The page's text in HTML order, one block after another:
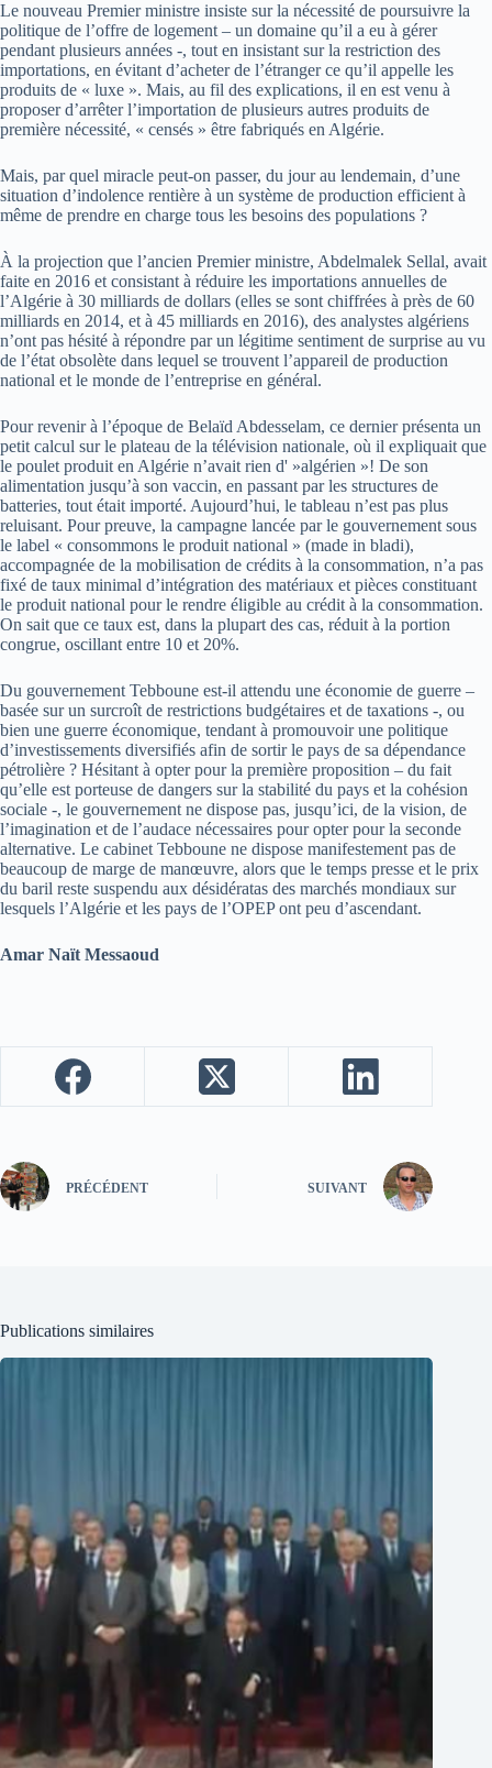
Le nouveau Premier ministre insiste sur la nécessité de poursuivre la
politique de l’offre de logement – un domaine qu’il a eu à gérer
pendant plusieurs années -, tout en insistant sur la restriction des
importations, en évitant d’acheter de l’étranger ce qu’il appelle les
produits de « luxe ». Mais, au fil des explications, il en est venu à
proposer d’arrêter l’importation de plusieurs autres produits de
première nécessité, « censés » être fabriqués en Algérie.
Mais, par quel miracle peut-on passer, du jour au lendemain, d’une
situation d’indolence rentière à un système de production efficient à
même de prendre en charge tous les besoins des populations ?
À la projection que l’ancien Premier ministre, Abdelmalek Sellal, avait
faite en 2016 et consistant à réduire les importations annuelles de
l’Algérie à 30 milliards de dollars (elles se sont chiffrées à près de 60
milliards en 2014, et à 45 milliards en 2016), des analystes algériens
n’ont pas hésité à répondre par un légitime sentiment de surprise au vu
de l’état obsolète dans lequel se trouvent l’appareil de production
national et le monde de l’entreprise en général.
Pour revenir à l’époque de Belaïd Abdesselam, ce dernier présenta un
petit calcul sur le plateau de la télévision nationale, où il expliquait que
le poulet produit en Algérie n’avait rien d' »algérien »! De son
alimentation jusqu’à son vaccin, en passant par les structures de
batteries, tout était importé. Aujourd’hui, le tableau n’est pas plus
reluisant. Pour preuve, la campagne lancée par le gouvernement sous
le label « consommons le produit national » (made in bladi),
accompagnée de la mobilisation de crédits à la consommation, n’a pas
fixé de taux minimal d’intégration des matériaux et pièces constituant
le produit national pour le rendre éligible au crédit à la consommation.
On sait que ce taux est, dans la plupart des cas, réduit à la portion
congrue, oscillant entre 10 et 20%.
Du gouvernement Tebboune est-il attendu une économie de guerre –
basée sur un surcroît de restrictions budgétaires et de taxations -, ou
bien une guerre économique, tendant à promouvoir une politique
d’investissements diversifiés afin de sortir le pays de sa dépendance
pétrolière ? Hésitant à opter pour la première proposition – du fait
qu’elle est porteuse de dangers sur la stabilité du pays et la cohésion
sociale -, le gouvernement ne dispose pas, jusqu’ici, de la vision, de
l’imagination et de l’audace nécessaires pour opter pour la seconde
alternative. Le cabinet Tebboune ne dispose manifestement pas de
beaucoup de marge de manœuvre, alors que le temps presse et le prix
du baril reste suspendu aux désidératas des marchés mondiaux sur
lesquels l’Algérie et les pays de l’OPEP ont peu d’ascendant.
Amar Naït Messaoud
PRÉCÉDENT SUIVANT
Publications similaires